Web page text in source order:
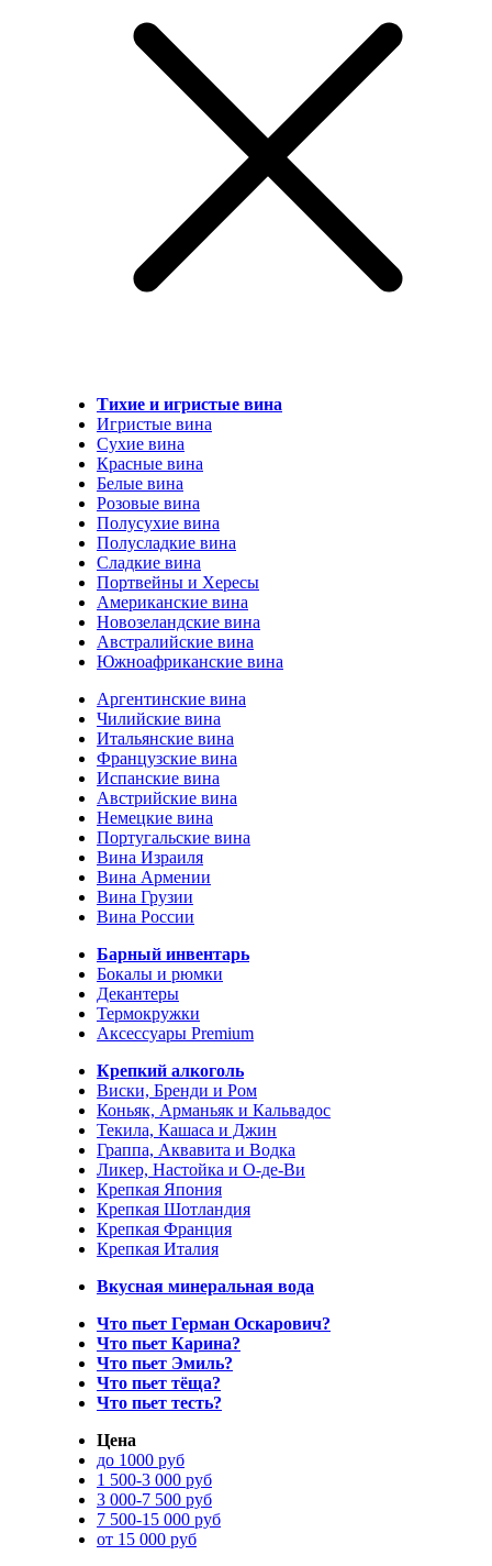
Тихие и игристые вина
Игристые вина
Сухие вина
Красные вина
Белые вина
Розовые вина
Полусухие вина
Полусладкие вина
Сладкие вина
Портвейны и Хересы
Американские вина
Новозеландские вина
Австралийские вина
Южноафриканские вина
Аргентинские вина
Чилийские вина
Итальянские вина
Французские вина
Испанские вина
Австрийские вина
Немецкие вина
Португальские вина
Вина Израиля
Вина Армении
Вина Грузии
Вина России
Барный инвентарь
Бокалы и рюмки
Декантеры
Термокружки
Аксессуары Premium
Крепкий алкоголь
Виски, Бренди и Ром
Коньяк, Арманьяк и Кальвадос
Текила, Кашаса и Джин
Граппа, Аквавита и Водка
Ликер, Настойка и О-де-Ви
Крепкая Япония
Крепкая Шотландия
Крепкая Франция
Крепкая Италия
Вкусная минеральная вода
Что пьет Герман Оскарович?
Что пьет Карина?
Что пьет Эмиль?
Что пьет тёща?
Что пьет тесть?
Цена
до 1000 руб
1 500-3 000 руб
3 000-7 500 руб
7 500-15 000 руб
от 15 000 руб